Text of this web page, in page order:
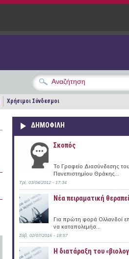
Χρήσιμοι Σύνδεσμοι
ΔΗΜΟΦΙΛΗ
Σκοπός
Το Γραφείο Διασύνδεσης
Πανεπιστημίου Θράκης...
Τρί, 03/04/2012 - 17:34
Νέα πειραματική
Για πρώτη φορά Ολλανδοί
να καταπολεμήσ...
Σάβ, 02/07/2016 - 18:57
Η διατάραξη του